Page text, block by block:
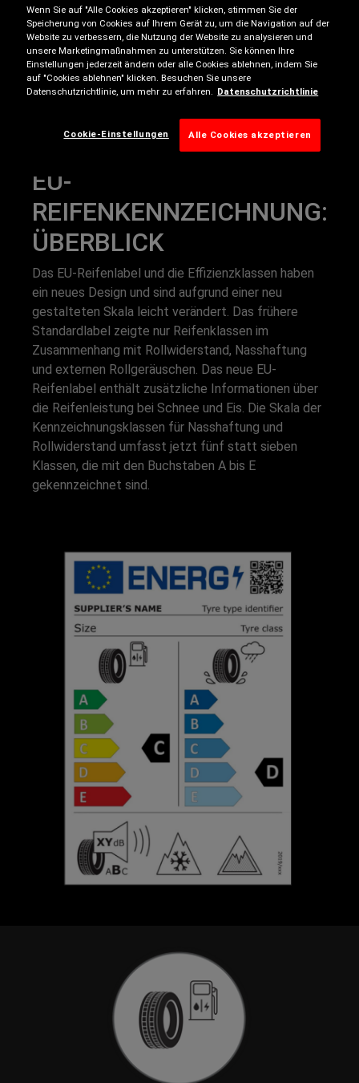
relevantere und besser vergleichbare Informationen
über Reifenparameter erhalten und so beim Kauf
neuer Reifen die optimale Wahl treffen können.
Außerdem bietet das neue EU-Reifenlabel
detailliertere Informationen, die online verfügbar
einfacher, den richtigen Reifen zu wählen.
EU-
REIFENKENNZEICHNUNG:
ÜBERBLICK
Das EU-Reifenlabel und die Effizienzklassen haben
ein neues Design und sind aufgrund einer neu
gestalteten Skala leicht verändert. Das frühere
Standardlabel zeigte nur Reifenklassen im
Zusammenhang mit Rollwiderstand, Nasshaftung
und externen Rollgeräuschen. Das neue EU-
Reifenlabel enthält zusätzliche Informationen über
die Reifenleistung bei Schnee und Eis. Die Skala der
Kennzeichnungsklassen für Nasshaftung und
Rollwiderstand umfasst jetzt fünf statt sieben
Klassen, die mit den Buchstaben A bis E
gekennzeichnet sind.
Wenn Sie auf "Alle Cookies akzeptieren" klicken, stimmen Sie der
Speicherung von Cookies auf Ihrem Gerät zu, um die Navigation auf der
Website zu verbessern, die Nutzung der Website zu analysieren und
unsere Marketingmaßnahmen zu unterstützen. Sie können Ihre
Einstellungen jederzeit ändern oder alle Cookies ablehnen, indem Sie
auf "Cookies ablehnen" klicken. Besuchen Sie unsere
Datenschutzrichtlinie, um mehr zu erfahren. Datenschutzrichtlinie
Cookie-Einstellungen Alle Cookies akzeptieren